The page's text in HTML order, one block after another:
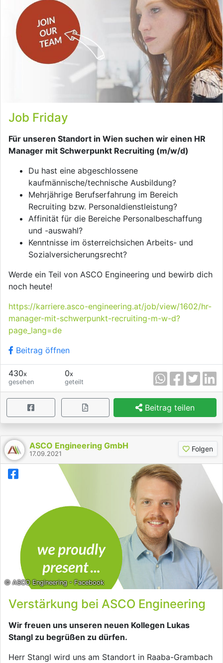
Job Friday
Für unseren Standort in Wien suchen wir einen HR
Manager mit Schwerpunkt Recruiting (m/w/d)
Du hast eine abgeschlossene
kaufmännische/technische Ausbildung?
Mehrjährige Berufserfahrung im Bereich
Recruiting bzw. Personaldienstleistung?
Affinität für die Bereiche Personalbeschaffung
und -auswahl?
Kenntnisse im österreichsichen Arbeits- und
Sozialversicherungsrecht?
Werde ein Teil von ASCO Engineering und bewirb dich
noch heute!
https://karriere.asco-engineering.at/job/view/1602/hr-
manager-mit-schwerpunkt-recruiting-m-w-d?
page_lang=de
Beitrag öffnen
430x
gesehen
0x
geteilt
Beitrag teilen
ASCO Engineering GmbH
17.09.2021
Folgen
© ASCO Engineering - Facebook
Verstärkung bei ASCO Engineering
Wir freuen uns unseren neuen Kollegen Lukas
Stangl zu begrüßen zu dürfen.
Herr Stangl wird uns am Standort in Raaba-Grambach